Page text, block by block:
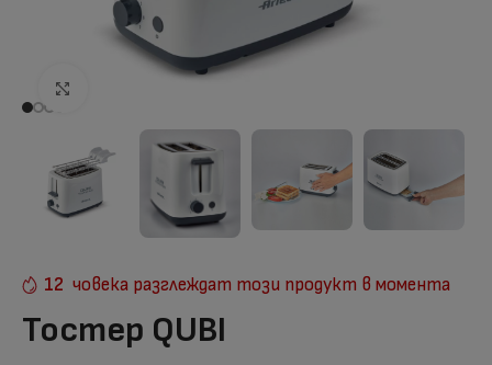
12 човека разглеждат този продукт в момента
Тостер QUBI